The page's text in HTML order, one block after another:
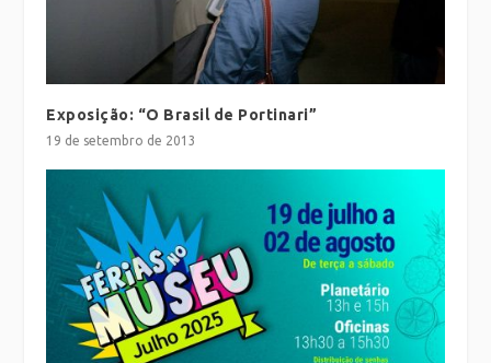
Exposição: “O Brasil de Portinari”
19 de setembro de 2013